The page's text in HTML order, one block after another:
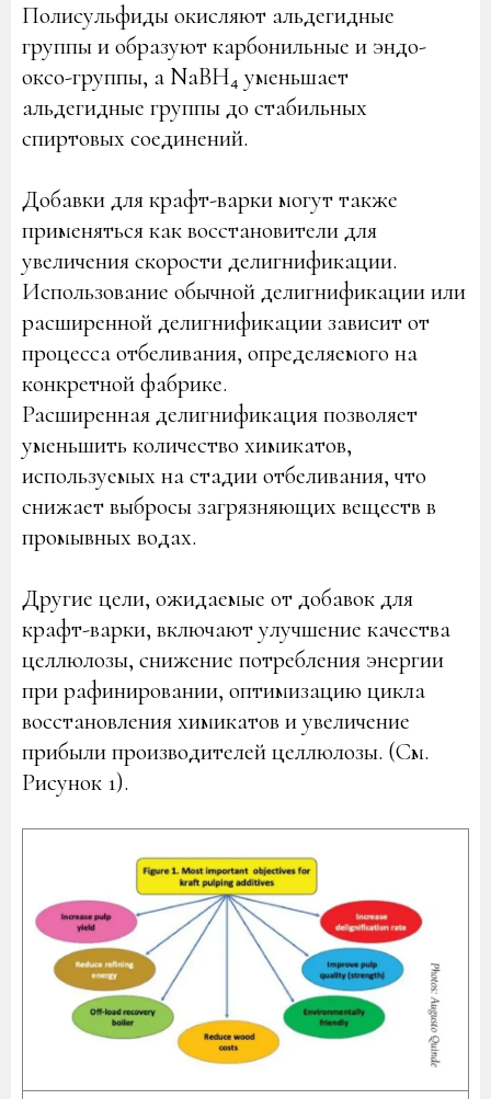
Полисульфиды окисляют альдегидные
группы и образуют карбонильные и эндо-
оксо-группы, а NaBH₄ уменьшает
альдегидные группы до стабильных
спиртовых соединений.
Добавки для крафт-варки могут также
применяться как восстановители для
увеличения скорости делигнификации.
Использование обычной делигнификации или
расширенной делигнификации зависит от
процесса отбеливания, определяемого на
конкретной фабрике.
Расширенная делигнификация позволяет
уменьшить количество химикатов,
используемых на стадии отбеливания, что
снижает выбросы загрязняющих веществ в
промывных водах.
Другие цели, ожидаемые от добавок для
крафт-варки, включают улучшение качества
целлюлозы, снижение потребления энергии
при рафинировании, оптимизацию цикла
восстановления химикатов и увеличение
прибыли производителей целлюлозы. (См.
Рисунок 1).